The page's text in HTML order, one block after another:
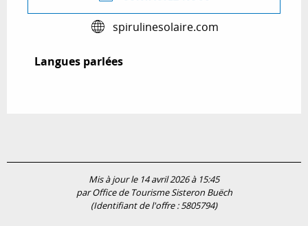
spirulinesolaire.com
Langues parlées
Langues parlées
Mis à jour le 14 avril 2026 à 15:45
par Office de Tourisme Sisteron Buëch
(Identifiant de l'offre :5805794)